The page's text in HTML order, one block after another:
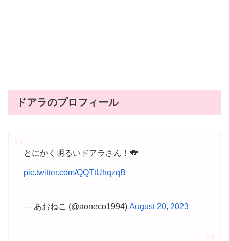
ドアラのプロフィール
とにかく明るいドアラさん！🐨
pic.twitter.com/QQTtUhqzqB
— あおねこ (@aoneco1994) August 20, 2023